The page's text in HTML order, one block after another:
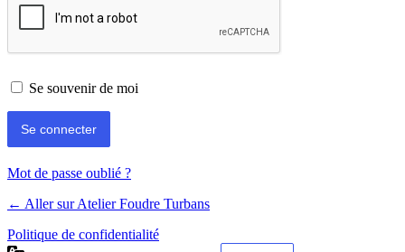
Se souvenir de moi
Mot de passe oublié ?
← Aller sur Atelier Foudre Turbans
Politique de confidentialité